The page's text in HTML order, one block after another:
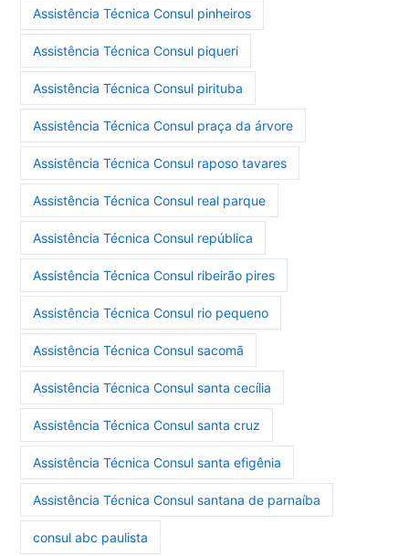
Assistência Técnica Consul pinheiros
Assistência Técnica Consul piqueri
Assistência Técnica Consul pirituba
Assistência Técnica Consul praça da árvore
Assistência Técnica Consul raposo tavares
Assistência Técnica Consul real parque
Assistência Técnica Consul república
Assistência Técnica Consul ribeirão pires
Assistência Técnica Consul rio pequeno
Assistência Técnica Consul sacomã
Assistência Técnica Consul santa cecília
Assistência Técnica Consul santa cruz
Assistência Técnica Consul santa efigênia
Assistência Técnica Consul santana de parnaíba
consul abc paulista